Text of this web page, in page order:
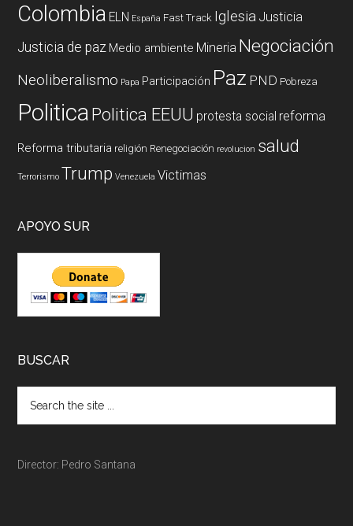
Colombia ELN España Fast Track Iglesia Justicia
Justicia de paz Medio ambiente Mineria Negociación
Neoliberalismo Papa Participación Paz PND Pobreza
PoliticaPolitica EEUU protesta social reforma
Reforma tributaria religión Renegociación revolucion salud
Terrorismo Trump Venezuela Victimas
APOYO SUR
BUSCAR
Director: Pedro Santana